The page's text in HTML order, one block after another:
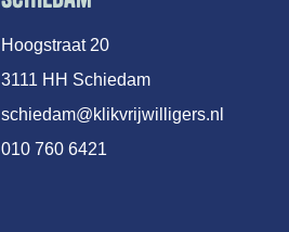
Hoogstraat 20
3111 HH Schiedam
schiedam@klikvrijwilligers.nl
010 760 6421